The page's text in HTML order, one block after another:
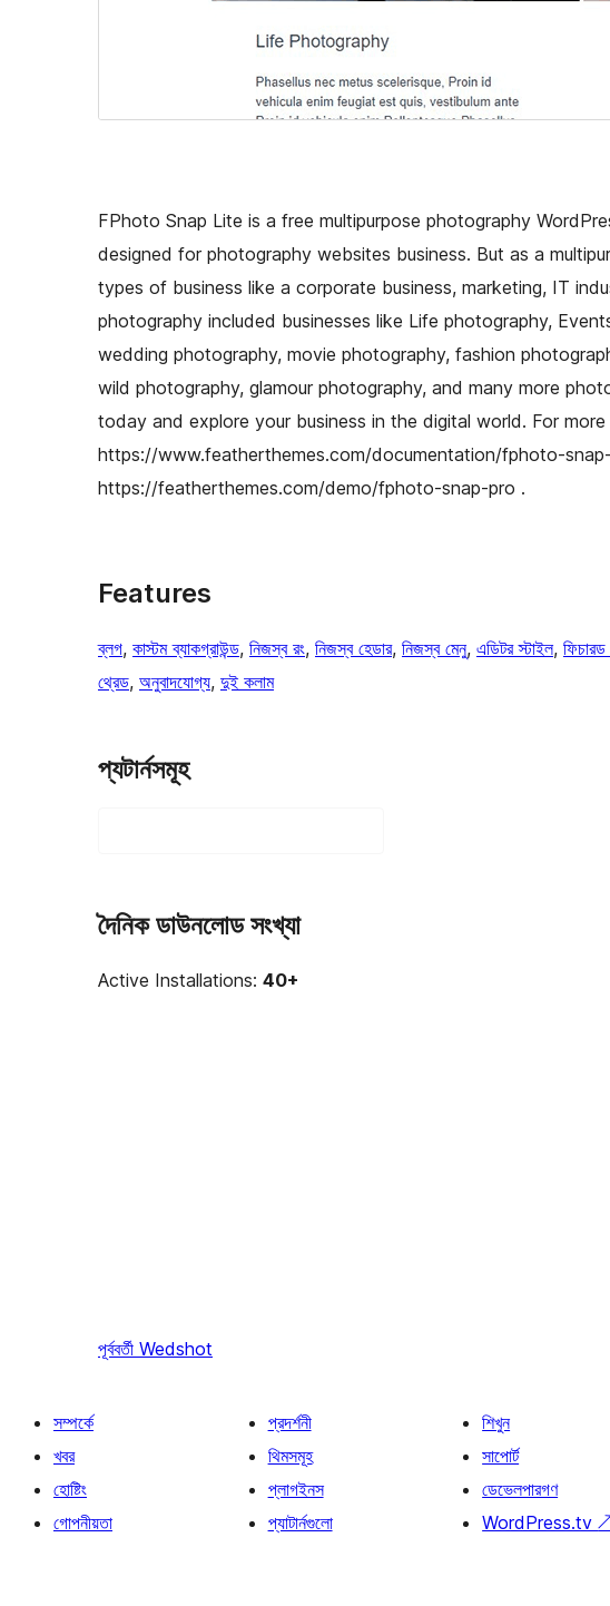
FPhoto Snap Lite is a free multipurpose photography
designed for photography websites business. But as a
types of business like a corporate business, marketing, IT
photography included businesses like Life photography,
wedding photography, movie photography, fashion
wild photography, glamour photography, and many more
today and explore your business in the digital world. For
https://www.featherthemes.com/documentation/fphoto-
https://featherthemes.com/demo/fphoto-snap-pro .
Features
ব্লগ, কাস্টম ব্যাকগ্রাউন্ড, নিজস্ব রং, নিজস্ব হেডার, নিজস্ব মেনু, এডিটর স্টাইল,
থ্রেড, অনুবাদযোগ্য, দুই কলাম
প্যটার্নসমূহ
দৈনিক ডাউনলোড সংখ্যা
Active Installations: 40+
পূর্ববর্তী Wedshot
সম্পর্কে
খবর
হোষ্টিং
গোপনীয়তা
প্রদর্শনী
থিমসমূহ
প্লাগইনস
প্যাটার্নগুলো
শিখুন
সাপোর্ট
ডেভেলপারগণ
WordPress.tv